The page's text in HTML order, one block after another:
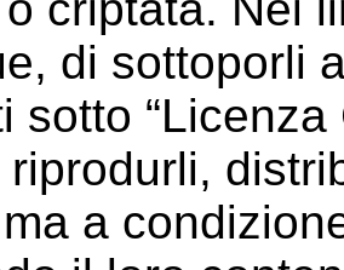
di sottoporli
sotto
a